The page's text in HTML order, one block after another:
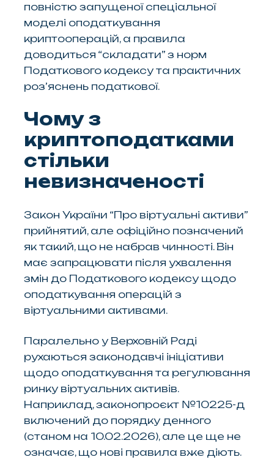
повністю запущеної спеціальної
моделі оподаткування
криптооперацій, а правила
доводиться “складати” з норм
Податкового кодексу та практичних
роз’яснень податкової.
Чому з
криптоподатками
стільки
невизначеності
Закон України “Про віртуальні активи”
прийнятий, але офіційно позначений
як такий, що не набрав чинності. Він
має запрацювати після ухвалення
змін до Податкового кодексу щодо
оподаткування операцій з
віртуальними активами.
Паралельно у Верховній Раді
рухаються законодавчі ініціативи
щодо оподаткування та регулювання
ринку віртуальних активів.
Наприклад, законопроєкт №10225-д
включений до порядку денного
(станом на 10.02.2026), але це ще не
означає, що нові правила вже діють.